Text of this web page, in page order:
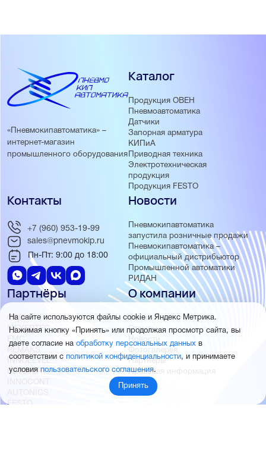
«Пневмокипавтоматика» –
интернет-магазин
промышленного оборудования
Каталог
Продукция ОВЕН
Пневмоавтоматика
Датчики
Запорная арматура
КИПиА
Приводная техника
Электротехническая
продукция
Продукция FESTO
Новости
Пневмокипавтоматика
запустила розничные продажи
Пневмокипавтоматика –
официальный дистрибьютор
Промышленной автоматики
РИДАН
Партнёры
ОВЕН
MEYERTEC
EMC
PEMAKS
INNOLEVEL
INNOVERT
INNOCONT
AUTONICS
FESTO
О компании
О нас
Отзывы
Новости
Фотогалерея
Партнёры
Правовая информация
Контакты
+7 (960) 953-19-99
sales@pnevmokip.ru
Пн-Пт: 9:00 до 18:00
На сайте используются файлы cookie и Яндекс Метрика.
Нажимая кнопку «Принять» или продолжая просмотр сайта, вы
даете согласие на обработку персональных данных в
соответствии с политикой конфиденциальности, и принимаете
условияпользовательского соглашения.
Принять